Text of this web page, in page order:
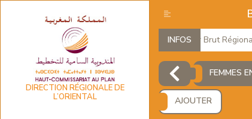
DIRECTION RÉGIONALE DE
L’ORIENTAL
INFOS
Produit Intérieur Brut Régional
FEMMES
AJOUTER